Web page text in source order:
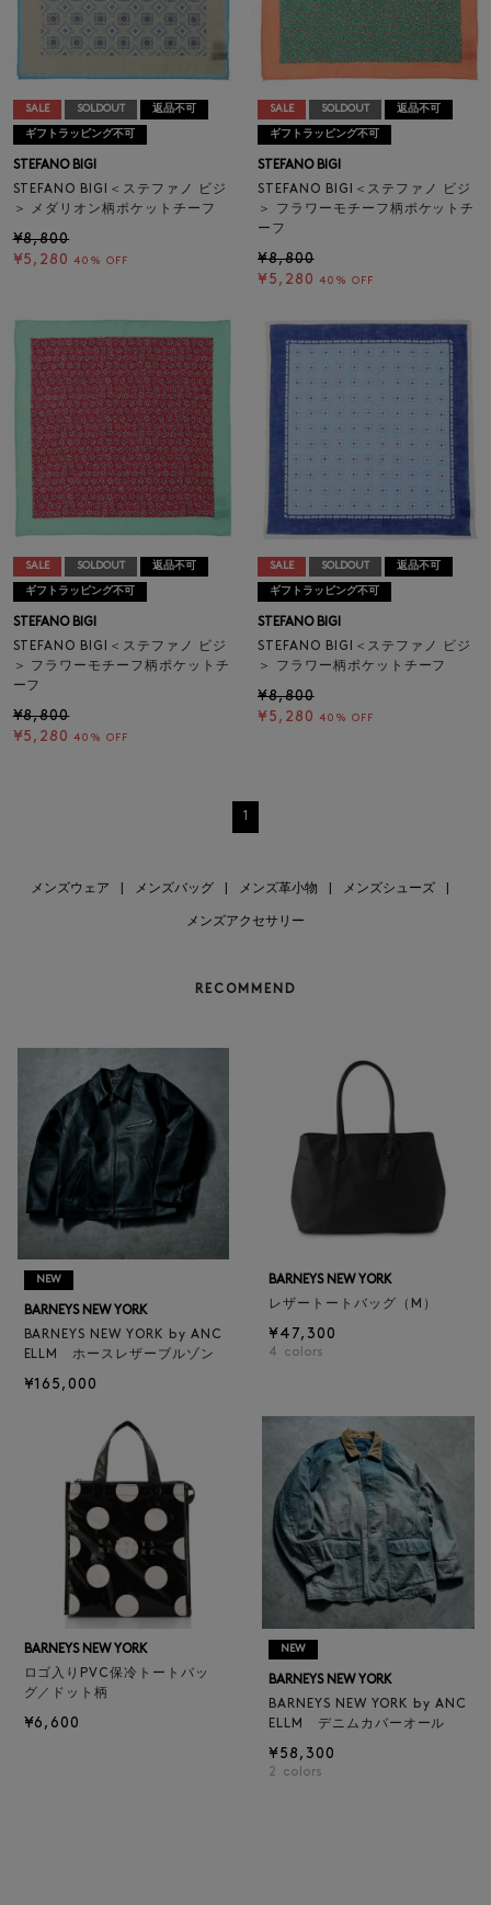
SALE SOLDOUT 返品不可
ギフトラッピング不可
STEFANO BIGI
STEFANO BIGI＜ステファノ ビジ
＞ メダリオン柄ポケットチーフ
¥8,800
¥5,280 40% OFF
SALE SOLDOUT 返品不可
ギフトラッピング不可
STEFANO BIGI
STEFANO BIGI＜ステファノ ビジ
＞ フラワーモチーフ柄ポケットチ
ーフ
¥8,800
¥5,280 40% OFF
SALE SOLDOUT 返品不可
ギフトラッピング不可
STEFANO BIGI
STEFANO BIGI＜ステファノ ビジ
＞ フラワーモチーフ柄ポケットチ
ーフ
¥8,800
¥5,280 40% OFF
SALE SOLDOUT 返品不可
ギフトラッピング不可
STEFANO BIGI
STEFANO BIGI＜ステファノ ビジ
＞ フラワー柄ポケットチーフ
¥8,800
¥5,280 40% OFF
1
メンズウェア メンズバッグ メンズ革小物 メンズシューズ
メンズアクセサリー
RECOMMEND
NEW
BARNEYS NEW YORK
BARNEYS NEW YORK by ANC
ELLM ホースレザーブルゾン
¥165,000
BARNEYS NEW YORK
レザートートバッグ（M）
¥47,300
4 colors
BARNEYS NEW YORK
ロゴ入りPVC保冷トートバッ
グ／ドット柄
¥6,600
NEW
BARNEYS NEW YORK
BARNEYS NEW YORK by ANC
ELLM デニムカバーオール
¥58,300
2 colors